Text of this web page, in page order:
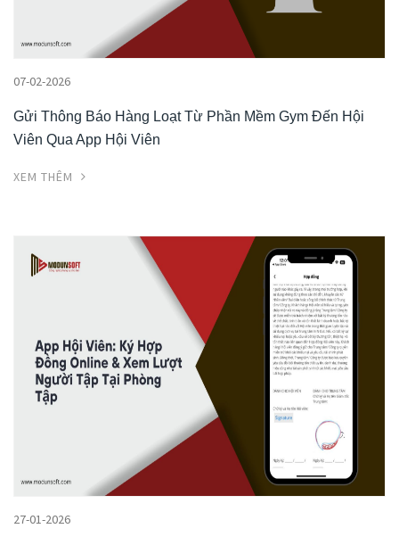
07-02-2026
Gửi Thông Báo Hàng Loạt Từ Phần Mềm Gym Đến Hội
Viên Qua App Hội Viên
XEM THÊM
27-01-2026